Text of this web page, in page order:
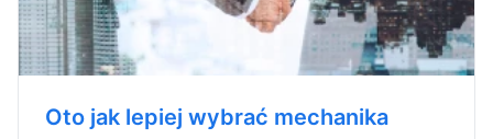
Oto jak lepiej wybrać mechanika